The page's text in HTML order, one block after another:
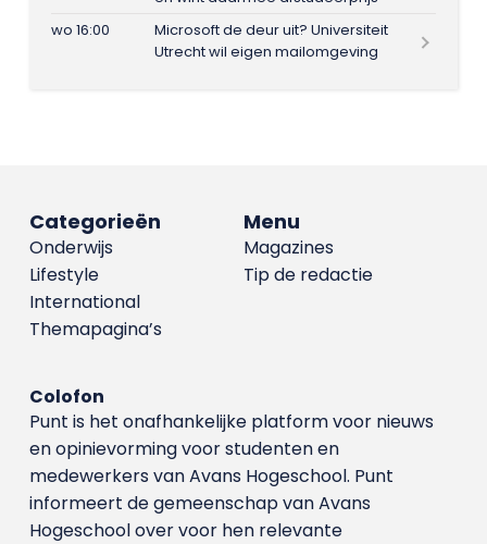
wo 16:00
Microsoft de deur uit? Universiteit
Utrecht wil eigen mailomgeving
Menu
Magazines
Tip de redactie
Categorieën
Onderwijs
Lifestyle
International
Themapagina’s
Colofon
Punt is het onafhankelijke platform voor nieuws
en opinievorming voor studenten en
medewerkers van Avans Hoge­school. Punt
informeert de gemeenschap van Avans
Hogeschool over voor hen relevante